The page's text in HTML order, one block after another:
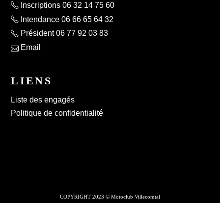
Inscriptions 06 32 14 75 60
Intendance 06 66 65 64 32
Président 06 77 92 03 83
Email
LIENS
Liste des engagés
Politique de confidentialité
COPYRIGHT 2023 © Motoclub Villecomtal